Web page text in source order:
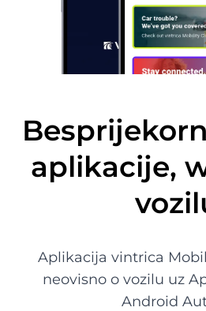
aplikacije,
Aplikacija vintrica
neovisno o vozilu uz
Android